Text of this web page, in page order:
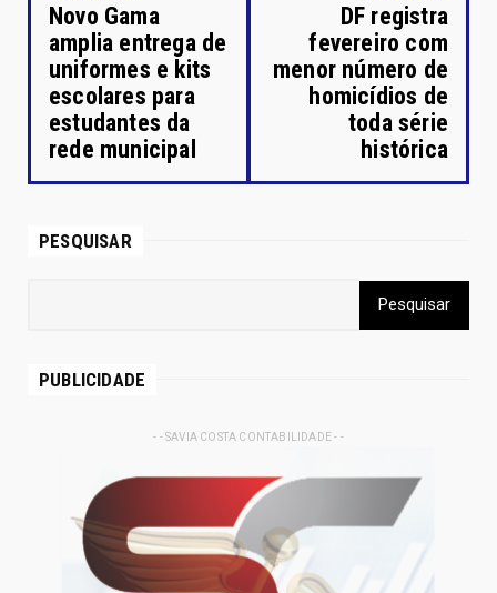
Novo Gama
amplia entrega de
uniformes e kits
escolares para
estudantes da
rede municipal
DF registra
fevereiro com
menor número de
homicídios de
toda série
histórica
PESQUISAR
PUBLICIDADE
- - SAVIA COSTA CONTABILIDADE - -